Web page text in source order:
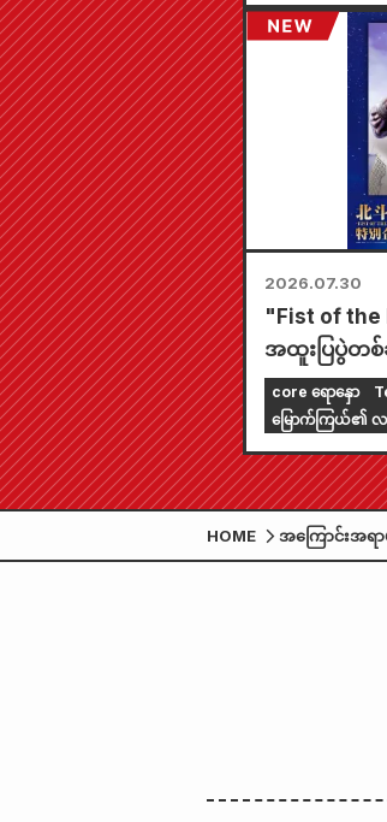
2026.07.30
"Fist of
အထူးပြပွဲတစ်
Tokyo
core ရောနှော
မြောက်ကြယ်၏
HOME အကြောင်းအရာ